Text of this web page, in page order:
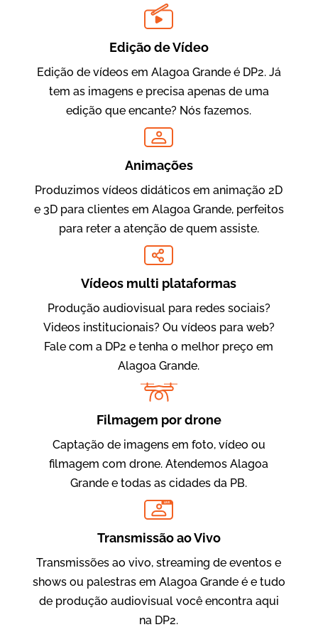
Vídeo Institucional
Amigo Edu
Evolucional
Vídeos para Treinamentos
Edição de Vídeo
Edição de vídeos em Alagoa Grande é DP2. Já
tem as imagens e precisa apenas de uma
edição que encante? Nós fazemos.
Animações
Produzimos vídeos didáticos em animação 2D
e 3D para clientes em Alagoa Grande, perfeitos
para reter a atenção de quem assiste.
Vídeos multi plataformas
Produção audiovisual para redes sociais?
Videos institucionais? Ou vídeos para web?
Fale com a DP2 e tenha o melhor preço em
Alagoa Grande.
Filmagem por drone
Captação de imagens em foto, vídeo ou
filmagem com drone. Atendemos Alagoa
Grande e todas as cidades da PB.
LIVE
Transmissão ao Vivo
Transmissões ao vivo, streaming de eventos e
shows ou palestras em Alagoa Grande é e tudo
de produção audiovisual você encontra aqui
na DP2.